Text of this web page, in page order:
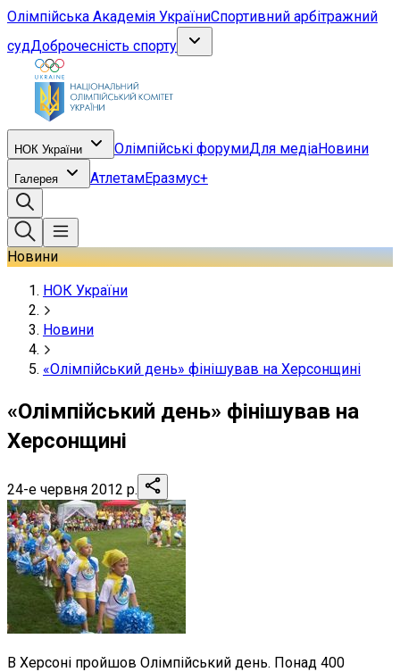
Олімпійська Академія УкраїниСпортивний арбітражний
судДоброчесність спорту
НОК України Олімпійські форумиДля медіаНовини
Галерея АтлетамЕразмус+
Новини
НОК України
Новини
«Олімпійський день» фінішував на Херсонщині
«Олімпійський день» фінішував на
Херсонщині
24-е червня 2012 р.
В Херсоні пройшов Олімпійський день. Понад 400